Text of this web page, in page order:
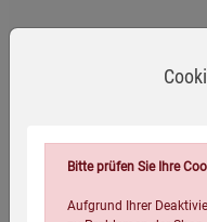
Einen Teebeutel in eine
Wasser übergießen und
Kühl und trocken lagern.
Bitte prüfen Sie Ihre
Aufgrund Ihrer